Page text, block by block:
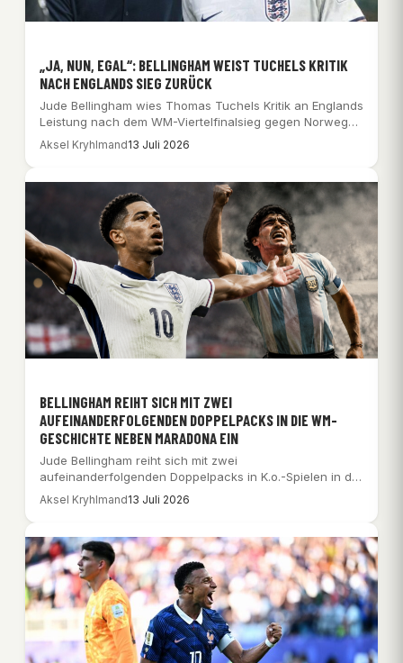
„JA, NUN, EGAL“: BELLINGHAM WEIST TUCHELS KRITIK
NACH ENGLANDS SIEG ZURÜCK
Jude Bellingham wies Thomas Tuchels Kritik an Englands
Leistung nach dem WM-Viertelfinalsieg gegen Norwegen
ab.
Aksel Kryhlmand13 Juli 2026
BELLINGHAM REIHT SICH MIT ZWEI
AUFEINANDERFOLGENDEN DOPPELPACKS IN DIE WM-
GESCHICHTE NEBEN MARADONA EIN
Jude Bellingham reiht sich mit zwei
aufeinanderfolgenden Doppelpacks in K.o.-Spielen in die
WM-Geschichte neben Diego…
Aksel Kryhlmand13 Juli 2026